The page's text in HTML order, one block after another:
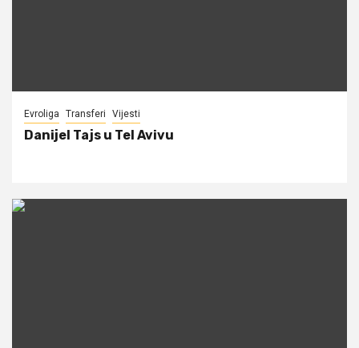
Evroliga Transferi Vijesti
Danijel Tajs u Tel Avivu